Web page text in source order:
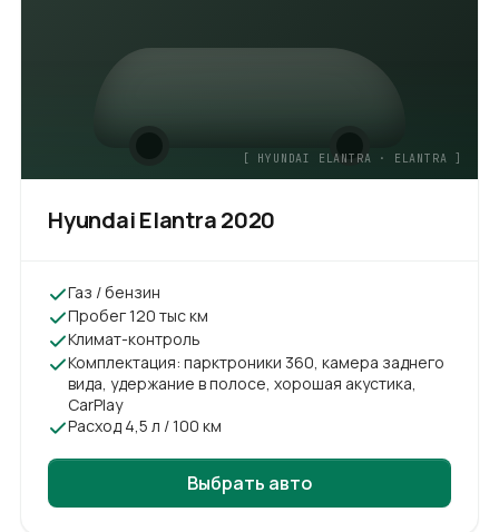
[ HYUNDAI ELANTRA · ELANTRA ]
Hyundai Elantra2020
Газ / бензин
Пробег 120 тыс км
Климат-контроль
Комплектация: парктроники 360, камера заднего
вида, удержание в полосе, хорошая акустика,
CarPlay
Расход 4,5 л / 100 км
Выбрать авто